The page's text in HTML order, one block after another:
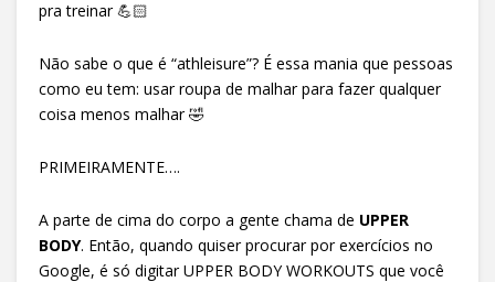
pra treinar 💪🏻
Não sabe o que é “athleisure”? É essa mania que pessoas
como eu tem: usar roupa de malhar para fazer qualquer
coisa menos malhar 🤣
PRIMEIRAMENTE….
A parte de cima do corpo a gente chama de UPPER
BODY. Então, quando quiser procurar por exercícios no
Google, é só digitar UPPER BODY WORKOUTS que você